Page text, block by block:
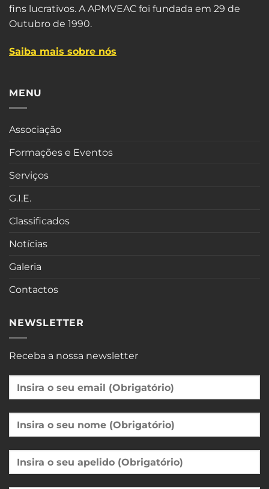
fins lucrativos. A APMVEAC foi fundada em 29 de
Outubro de 1990.
Saiba mais sobre nós
MENU
Associação
Formações e Eventos
Serviços
G.I.E.
Classificados
Notícias
Galeria
Contactos
NEWSLETTER
Receba a nossa newsletter